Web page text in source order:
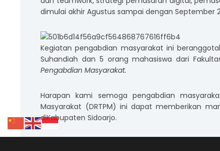
dimulai akhir Agustus sampai dengan September
Kegiatan pengabdian masyarakat ini
Suhandiah dan 5 orang mahasiswa dari
Pengabdian Masyarakat.
Harapan kami semoga pengabdian
Masyarakat (DRTPM) ini dapat memberikan
diKabupaten Sidoarjo.